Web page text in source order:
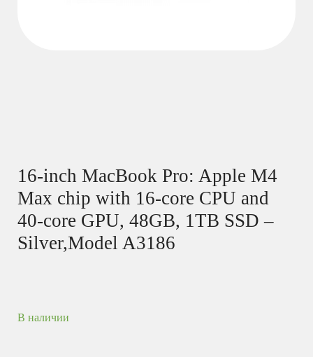
16-inch MacBook Pro: Apple M4
Max chip with 16‑core CPU and
40‑core GPU, 48GB, 1TB SSD –
Silver,Model A3186
В наличии